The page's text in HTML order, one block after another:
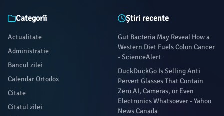
Categorii
Actualitate
Administratie
Bancul zilei
Calendar Ortodox
Citate
Citatul zilei
Știri recente
Gut Bacteria May Reveal How a
Western Diet Fuels Colon Cancer
- ScienceAlert
DuckDuckGo Is Selling Anti
Pervert Glasses That Contain
Zero AI, Cameras, or Even
Electronics Whatsoever - Yahoo
News Canada